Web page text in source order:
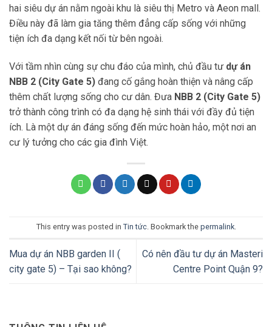
hai siêu dự án nằm ngoài khu là siêu thị Metro và Aeon mall.
Điều này đã làm gia tăng thêm đẳng cấp sống với những
tiện ích đa dạng kết nối từ bên ngoài.
Với tầm nhìn cùng sự chu đáo của mình, chủ đầu tư dự án
NBB 2 (City Gate 5) đang cố gắng hoàn thiện và nâng cấp
thêm chất lượng sống cho cư dân. Đưa NBB 2 (City Gate 5)
trở thành công trình có đa dạng hệ sinh thái với đầy đủ tiện
ích. Là một dự án đáng sống đến mức hoàn hảo, một nơi an
cư lý tưởng cho các gia đình Việt.
This entry was posted in Tin tức. Bookmark the permalink.
Mua dự án NBB garden II (
city gate 5) – Tại sao không?
Có nên đầu tư dự án Masteri
Centre Point Quận 9?